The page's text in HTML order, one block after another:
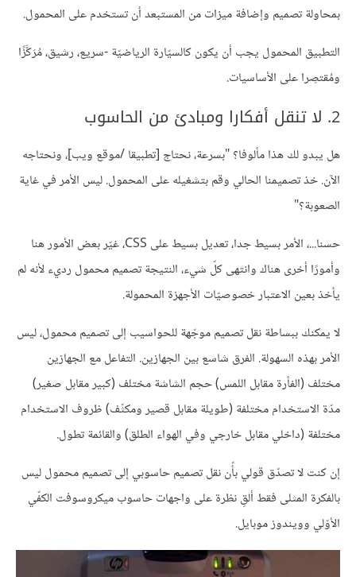
بمحاولة تصميم وإضافة ميزات من المستبعد أن تستخدم على المحمول.
التطبيق المحمول يجب أن يكون كالسيّارة الرياضيّة -سريع، رشيق، مُرَكَّزًا
ومُقتصِرا على الأساسيات.
2. لا تنقل أفكارا ومبادئ من الحاسوب
هل يبدو لك هذا مألوفا؟ "بسرعة، نحتاج [تطبيقا /موقع ويب]، ونحتاجه
الآن. خذ تصميمنا الحالي وقم بتشغيله على المحمول. ليس الأمر في غاية
الصعوبة؟"
حسنا...، الأمر بسيط جدا، تعديل بسيط على CSS، غيّر بعض الأمور هنا
وأمورًا أخرى هناك وانتهى كلّ شيء، النتيجة تصميم محمول رديء لأنه لم
يأخذ بعين الاعتبار خصوصيّات الأجهزة المحمولة.
لا يمكنك ببساطة نقل تصميم موجّهة للحواسيب إلى تصميم محمول، ليس
الأمر بهذه السهولة. الفرق شاسع بين الجهازين. التفاعل مع الجهازين
مختلف (الفأرة مقابل اللمس) حجم الشاشة مختلف (كبير مقابل صغير)
مدّة الاستخدام مختلفة (طويلة مقابل قصير ومكثّف) ظروف الاستخدام
مختلفة (داخلي مقابل خارجي وفي الهواء الطلق) والقائمة تطول.
إن كنت لا تصدّق قولي بأّن نقل تصميم حاسوبي إلى تصميم محمول ليس
بالفكرة المثلى فقط ألقِ نظرة على واجهات حاسوب ميكروسوفت الكفّي
الأوّلي وويندوز موبايل.